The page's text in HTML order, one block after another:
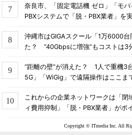
奈良市、「固定電話機 ゼロ」「モ
PBXシステムで「脱・PBX業者」を
沖縄市はGIGAスクール「1万6000
た？ “40Gbpsに増強”もコストは3
“距離の壁”が消えた？ 1人で重機3
5G」「WiGig」で遠隔操作はここま
これからの企業ネットワークは「
ィ費用抑制」「脱・PBX業者」がポ
Copyright © ITmedia Inc. All